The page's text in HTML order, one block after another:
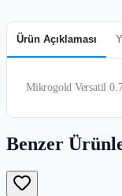
Ürün Açıklaması
Mikrogold Versatil
Benzer